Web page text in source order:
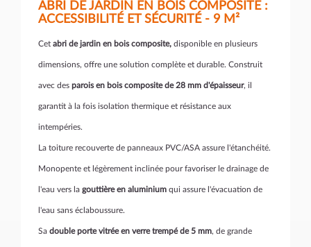
ABRI DE JARDIN EN BOIS COMPOSITE :
ACCESSIBILITÉ ET SÉCURITÉ - 9 M²
Cet abri de jardin en bois composite, disponible en plusieurs
dimensions, offre une solution complète et durable. Construit
avec des parois en bois composite de 28 mm d'épaisseur, il
garantit à la fois isolation thermique et résistance aux
intempéries.
La toiture recouverte de panneaux PVC/ASA assure l'étanchéité.
Monopente et légèrement inclinée pour favoriser le drainage de
l'eau vers la gouttière en aluminium qui assure l'évacuation de
l'eau sans éclaboussure.
Sa double porte vitrée en verre trempé de 5 mm, de grande